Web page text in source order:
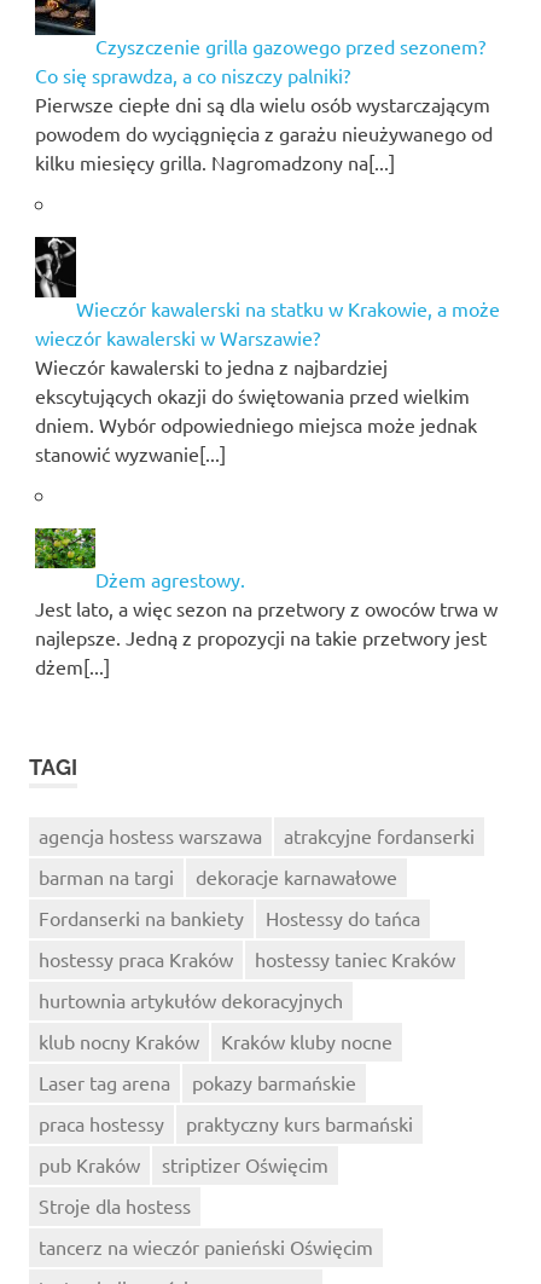
Czyszczenie grilla gazowego przed sezonem?
Co się sprawdza, a co niszczy palniki?
Pierwsze ciepłe dni są dla wielu osób wystarczającym
powodem do wyciągnięcia z garażu nieużywanego od
kilku miesięcy grilla. Nagromadzony na[...]
Wieczór kawalerski na statku w Krakowie, a może
wieczór kawalerski w Warszawie?
Wieczór kawalerski to jedna z najbardziej
ekscytujących okazji do świętowania przed wielkim
dniem. Wybór odpowiedniego miejsca może jednak
stanowić wyzwanie[...]
Dżem agrestowy.
Jest lato, a więc sezon na przetwory z owoców trwa w
najlepsze. Jedną z propozycji na takie przetwory jest
dżem[...]
TAGI
agencja hostess warszawa
atrakcyjne fordanserki
barman na targi
dekoracje karnawałowe
Fordanserki na bankiety
Hostessy do tańca
hostessy praca Kraków
hostessy taniec Kraków
hurtownia artykułów dekoracyjnych
klub nocny Kraków
Kraków kluby nocne
Laser tag arena
pokazy barmańskie
praca hostessy
praktyczny kurs barmański
pub Kraków
striptizer Oświęcim
Stroje dla hostess
tancerz na wieczór panieński Oświęcim